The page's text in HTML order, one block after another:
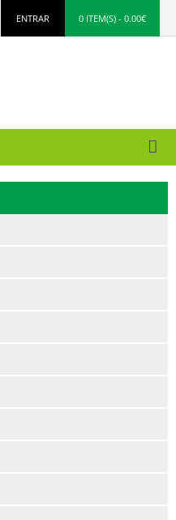
ENTRAR 0 ITEM(S) - 0.00€